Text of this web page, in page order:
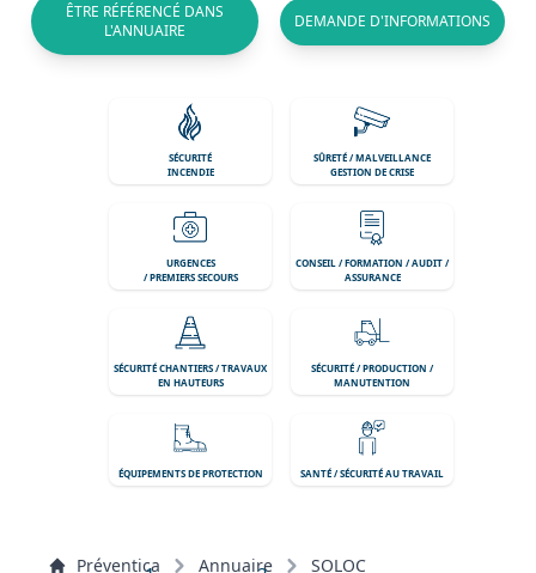
ÊTRE RÉFÉRENCÉ DANS
L'ANNUAIRE
DEMANDE D'INFORMATIONS
SÉCURITÉ
INCENDIE
SÛRETÉ / MALVEILLANCE
GESTION DE CRISE
URGENCES
/ PREMIERS SECOURS
CONSEIL / FORMATION / AUDIT /
ASSURANCE
SÉCURITÉ CHANTIERS / TRAVAUX
EN HAUTEURS
SÉCURITÉ / PRODUCTION /
MANUTENTION
ÉQUIPEMENTS DE PROTECTION SANTÉ / SÉCURITÉ AU TRAVAIL
Préventica Annuaire SOLOC